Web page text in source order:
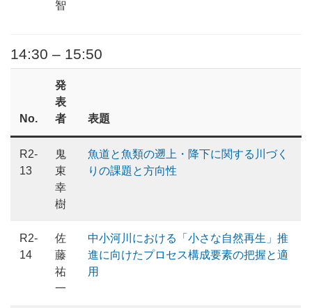
智
14:30 – 15:50
No.
発
表
者
表題
R2-
13
鬼
束
幸
樹
魚道と魚類の遡上・降下に関する川づく
りの課題と方向性
R2-
14
佐
藤
祐
一
中小河川における「小さな自然再生」推
進に向けたプロセス構成要素の把握と適
用